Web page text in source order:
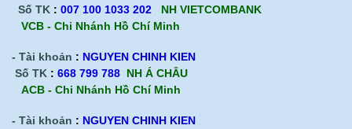
Số TK : 007 100 1033 202
NH VIETCOMBANK
VCB - Chi Nhánh Hồ Chí Minh
- Tài khoản : NGUYEN CHINH KIEN
Số TK : 668 799 788 NH Á CHÂU
ACB - Chi Nhánh Hồ Chí Minh
- Tài khoản : NGUYEN CHINH KIEN